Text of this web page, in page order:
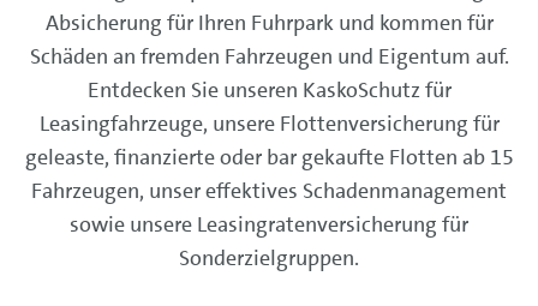
Absicherung für Ihren Fuhrpark und kommen für
Schäden an fremden Fahrzeugen und Eigentum auf.
Entdecken Sie unseren KaskoSchutz für
Leasingfahrzeuge, unsere Flottenversicherung für
geleaste, finanzierte oder bar gekaufte Flotten ab 15
Fahrzeugen, unser effektives Schadenmanagement
sowie unsere Leasingratenversicherung für
Sonderzielgruppen.